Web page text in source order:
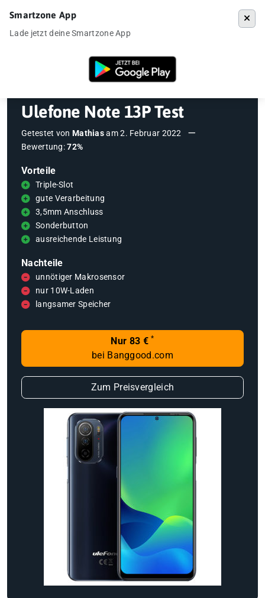
Testberichte Ulefone Note 13P Test
Ulefone Note 13P Test
Getestet von Mathiasam2. Februar 2022
Bewertung:72%
Vorteile
Triple-Slot
gute Verarbeitung
3,5mm Anschluss
Sonderbutton
ausreichende Leistung
Nachteile
unnötiger Makrosensor
nur 10W-Laden
langsamer Speicher
Nur 83 € *
bei Banggood.com
Zum Preisvergleich
Smartzone App
Lade jetzt deine Smartzone App